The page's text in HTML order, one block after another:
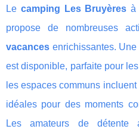
Le camping Les Bruyères à
propose de nombreuses
vacances enrichissantes. Une
est disponible, parfaite pour
les espaces communs
idéales pour des moments
Les amateurs de détente